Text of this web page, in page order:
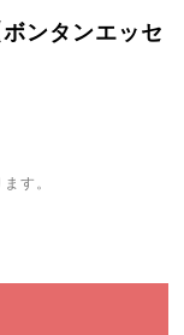
ンタンエッセ
す。